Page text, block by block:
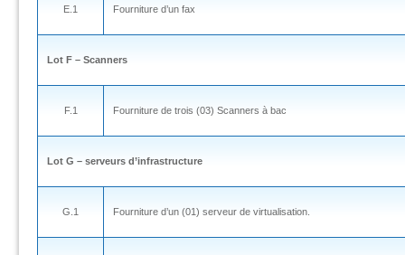
E.1 Fourniture d’un fax
Lot F – Scanners
F.1 Fourniture de trois (03) Scanners à bac
Lot G – serveurs d’infrastructure
G.1 Fourniture d’un (01) serveur de virtualisation.